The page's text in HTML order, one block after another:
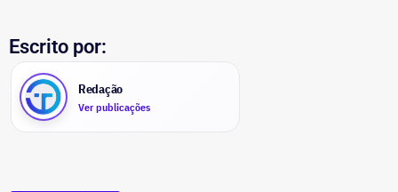
Escrito por:
Redação
Ver publicações